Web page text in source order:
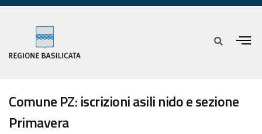
Comune PZ: iscrizioni asili nido e sezione
Primavera